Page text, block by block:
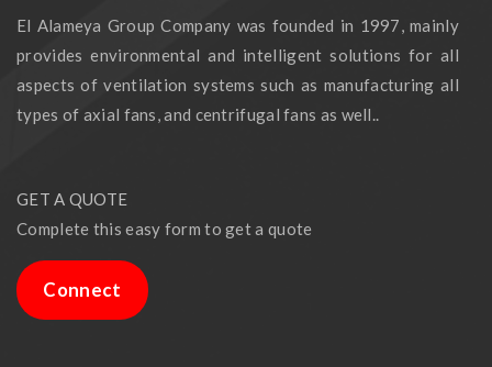
El Alameya Group Company was founded in 1997, mainly
provides environmental and intelligent solutions for all
aspects of ventilation systems such as manufacturing all
types of axial fans, and centrifugal fans as well..
GET A QUOTE
Complete this easy form to get a quote
Connect